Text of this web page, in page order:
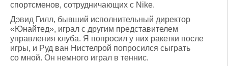
спортсменов, сотрудничающих с Nike.
Дэвид Гилл, бывший исполнительный директор
«Юнайтед», играл с другим представителем
управления клуба. Я попросил у них ракетки после
игры, и Руд ван Нистелрой попросился сыграть
со мной. Он немного играл в теннис.